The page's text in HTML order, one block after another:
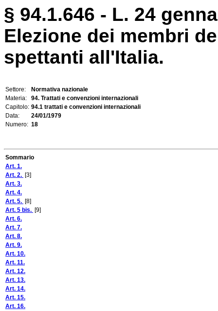
§ 94.1.646 - L. 24
Elezione dei membri
spettanti all'Italia.
Settore:
Normativa nazionale
Materia:
94. Trattati e convenzioni internazionali
Capitolo: 94.1 trattati e convenzioni internazionali
Data:
24/01/1979
Numero: 18
Sommario
Art. 1.
Art. 2. [3]
Art. 3.
Art. 4.
Art. 5. [8]
Art. 5 bis. [9]
Art. 6.
Art. 7.
Art. 8.
Art. 9.
Art. 10.
Art. 11.
Art. 12.
Art. 13.
Art. 14.
Art. 15.
Art. 16.